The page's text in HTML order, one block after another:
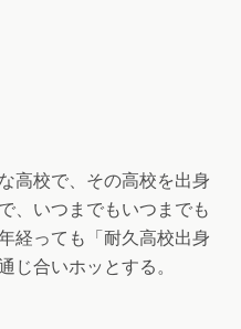
高校で、その高校を出身
、いつまでもいつまでも
経っても「耐久高校出身
じ合いホッとする。